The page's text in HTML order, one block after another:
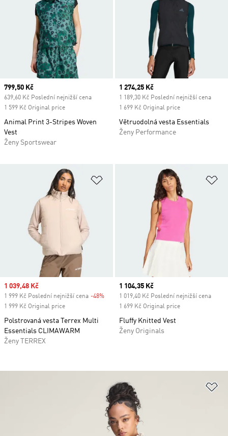
Current price
799,50 Kč
639,60 Kč Poslední nejnižší cena
1 599 Kč Original price
Animal Print 3-Stripes Woven
Vest
Ženy Sportswear
Current price
1 274,25 Kč
1 189,30 Kč Poslední nejnižší cena
1 699 Kč Original price
Větruodolná vesta Essentials
Ženy Performance
Přidat do seznamu přání
Sale price
1 039,48 Kč
1 999 Kč Poslední nejnižší cena -48% Discount
1 999 Kč Original price
Polstrovaná vesta Terrex Multi
Essentials CLIMAWARM
Ženy TERREX
Current price
1 104,35 Kč
1 019,40 Kč Poslední nejnižší cena
1 699 Kč Original price
Fluffy Knitted Vest
Ženy Originals